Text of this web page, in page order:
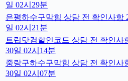
일 02시29분
은평하수구막힘 상담 전 확인사항
일 02시21분
트립닷컴할인코드 상담 전 확인사
30일 02시14분
중랑구하수구막힘 상담 전 확인사
30일 02시07분